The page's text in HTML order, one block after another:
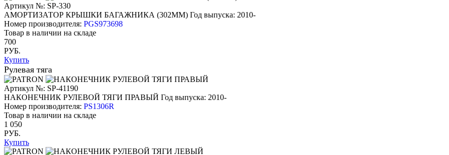
Артикул №: SP-330
АМОРТИЗАТОР КРЫШКИ БАГАЖНИКА (302ММ) Год выпуска: 2010-
Номер производителя: PGS973698
Товар в наличии на складе
700
РУБ.
Купить
Рулевая тяга
Артикул №: SP-41190
НАКОНЕЧНИК РУЛЕВОЙ ТЯГИ ПРАВЫЙ Год выпуска: 2010-
Номер производителя: PS1306R
Товар в наличии на складе
1 050
РУБ.
Купить